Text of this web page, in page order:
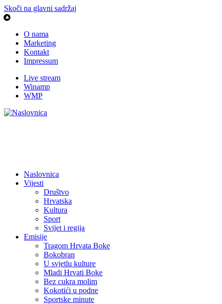
Skoči na glavni sadržaj
O nama
Marketing
Kontakt
Impressum
Live stream
Winamp
WMP
Naslovnica
Vijesti
Društvo
Hrvatska
Kultura
Sport
Svijet i regija
Emisije
Tragom Hrvata Boke
Bokobran
U svjetlu kulture
Mladi Hrvati Boke
Bez cukra molim
Kokotići u podne
Sportske minute